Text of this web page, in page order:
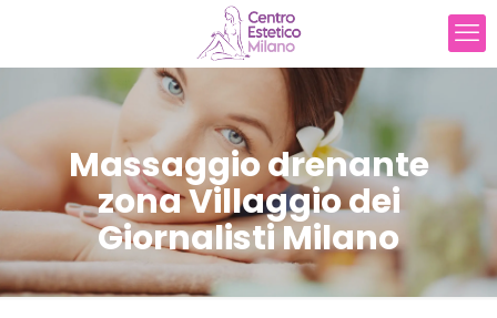
Massaggio drenante
zona Villaggio dei
Giornalisti Milano